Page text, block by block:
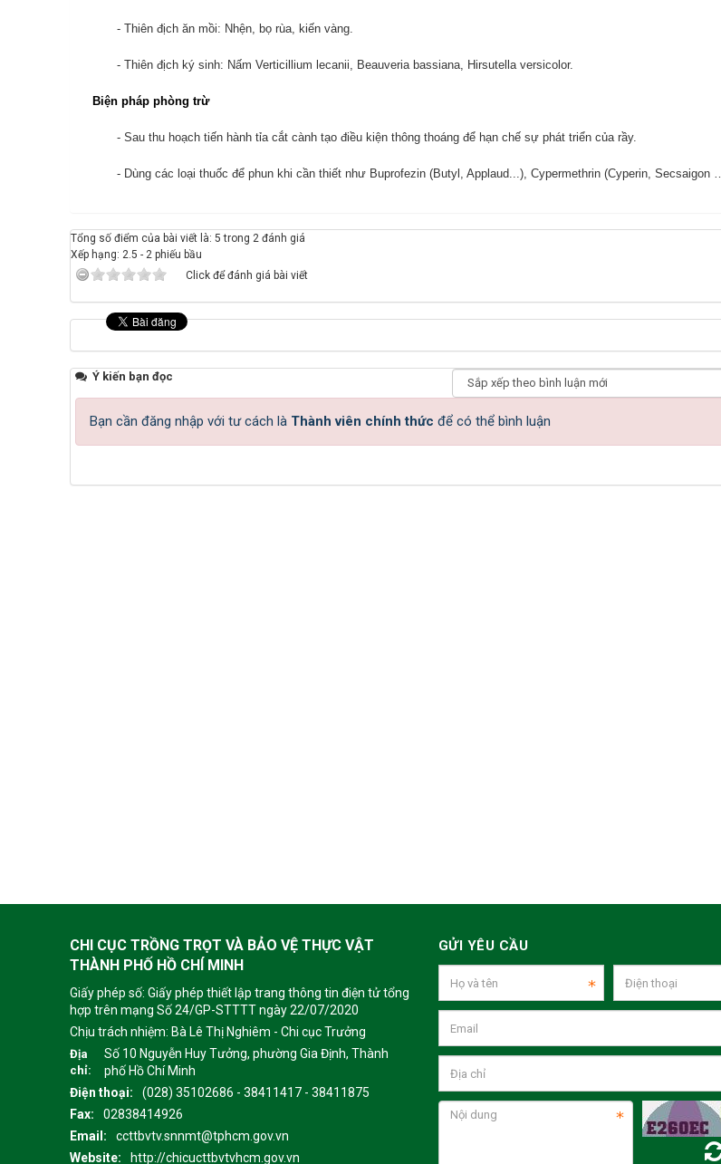
- Thiên địch ăn mồi: Nhện, bọ rùa, kiến vàng.
- Thiên địch ký sinh: Nấm Verticillium lecanii, Beauveria bassiana, Hirsutella versicolor.
Biện pháp phòng trừ
- Sau thu hoạch tiến hành tỉa cắt cành tạo điều kiện thông thoáng để hạn chế sự phát triển của rầy.
- Dùng các loại thuốc để phun khi cần thiết như Buprofezin (Butyl, Applaud...), Cypermethrin (Cyperin, Secsaigon
Tổng số điểm của bài viết là: 5 trong 2 đánh giá
Xếp hạng: 2.5 - 2 phiếu bầu
Click để đánh giá bài viết
Ý kiến bạn đọc
Bạn cần đăng nhập với tư cách là Thành viên chính thức để có thể bình luận
CHI CỤC TRỒNG TRỌT VÀ BẢO VỆ THỰC VẬT
THÀNH PHỐ HỒ CHÍ MINH
Giấy phép số: Giấy phép thiết lập trang thông tin điện tử tổng
hợp trên mạng Số 24/GP-STTTT ngày 22/07/2020
Chịu trách nhiệm: Bà Lê Thị Nghiêm - Chi cục Trưởng
Địa
chỉ:
Số 10 Nguyễn Huy Tưởng, phường Gia Định, Thành
phố Hồ Chí Minh
Điện thoại:
(028) 35102686 - 38411417 - 38411875
Fax:
02838414926
Email:
ccttbvtv.snnmt@tphcm.gov.vn
Website:
http://chicucttbvtvhcm.gov.vn
GỬI YÊU CẦU